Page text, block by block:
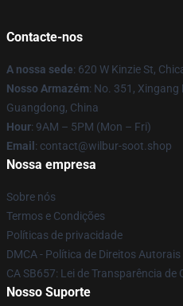
Contacte-nos
A nossa sede: 620 W Kinzie St,
Nosso Armazém: No. 351, Xingang
Guangdong, China
Hour: 9AM – 5PM (Mon – Fri)
Email : contact@wilbur-soot.shop
Nossa empresa
Sobre nós
Termos e Condições
Políticas de privacidade
DMCA - Política de Direitos Autorais
CA SB657: Lei de Transparência de
Nosso Suporte